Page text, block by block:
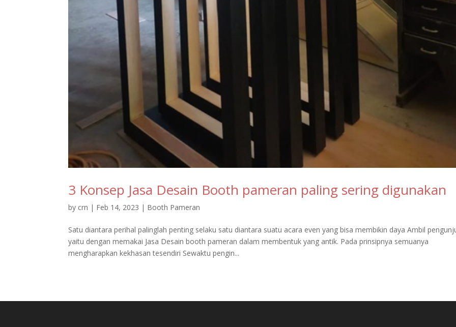
3 Konsep Jasa Desain Booth pameran paling sering digunakan
by crn | Feb 14, 2023 | Booth Pameran
Satu diantara perihal palinglah penting selaku satu diantara suatu acara even yang bisa membikin daya Ambil
yaitu dengan memakai Jasa Desain booth pameran dalam membentuk yang antik. Pada prinsipnya semuanya
mengharapkan kekhasan tesendiri Sewaktu pengin...